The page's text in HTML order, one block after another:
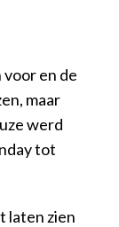
en de
maar
werd
tot
laten zien